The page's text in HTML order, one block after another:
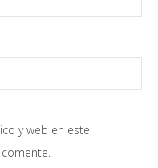
y web en este